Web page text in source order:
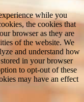
while you
the cookies that
browser as they are
of the website. We
and understand how
in your browser
to opt-out of these
may have an effect